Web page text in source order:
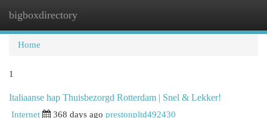
bigboxdirectory
Home
1
Italiaanse hap Thuisbezorgd Rotterdam | Snel & Lekker!
Internet 368 days ago prestonpltd492430